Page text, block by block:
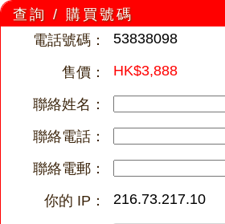
查詢 / 購買號碼
電話號碼：
53838098
售價： HK$3,888
聯絡姓名：
聯絡電話：
聯絡電郵：
你的 IP：
216.73.217.10